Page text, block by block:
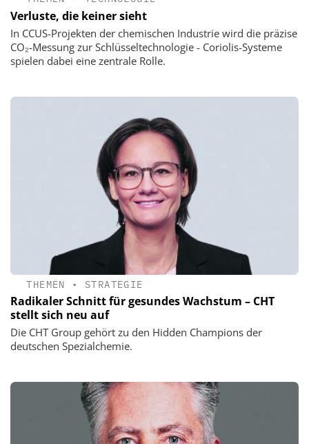
Verluste, die keiner sieht
In CCUS-Projekten der chemischen Industrie wird die präzise
CO₂-Messung zur Schlüsseltechnologie - Coriolis-Systeme
spielen dabei eine zentrale Rolle.
THEMEN • STRATEGIE
Radikaler Schnitt für gesundes Wachstum – CHT
stellt sich neu auf
Die CHT Group gehört zu den Hidden Champions der
deutschen Spezialchemie.